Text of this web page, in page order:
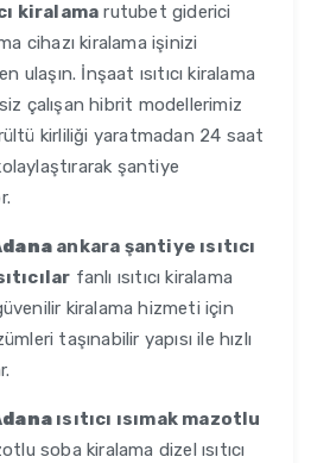
kiralama rutubet giderici
cihazı kiralama işinizi
ulaşın. İnşaat ısıtıcı kiralama
çalışan hibrit modellerimiz
kirliliği yaratmadan 24 saat
şantiye
ankara şantiye ısıtıcı
fanlı ısıtıcı kiralama
kiralama hizmeti için
taşınabilir yapısı ile hızlı
ısıtıcı ısımak mazotlu
soba kiralama dizel ısıtıcı